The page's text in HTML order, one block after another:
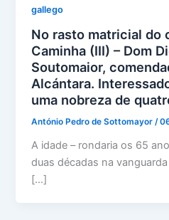
gallego
No rasto matricial do
Caminha (III) – Dom
Soutomaior,
Alcántara.
uma nobreza de
António Pedro de Sottomayor /
A idade – rondaria os 65
duas décadas na
[…]